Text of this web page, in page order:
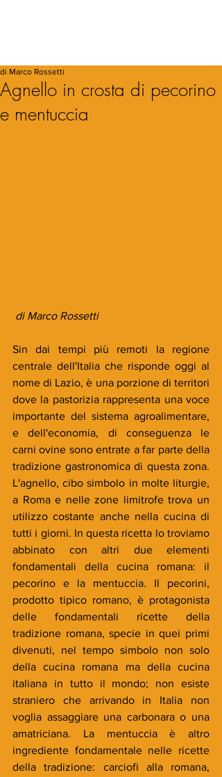
Agnello in crosta di pecorino
e mentuccia
di Marco Rossetti
di Marco Rossetti
Sin dai tempi più remoti la regione
centrale dell'Italia che risponde oggi al
nome di Lazio, è una porzione di territori
dove la pastorizia rappresenta una voce
importante del sistema agroalimentare,
e dell'economia, di conseguenza le
carni ovine sono entrate a far parte della
tradizione gastronomica di questa zona.
L'agnello, cibo simbolo in molte liturgie,
a Roma e nelle zone limitrofe trova un
utilizzo costante anche nella cucina di
tutti i giorni. In questa ricetta lo troviamo
abbinato con altri due elementi
fondamentali della cucina romana: il
pecorino e la mentuccia. Il pecorini,
prodotto tipico romano, è protagonista
delle fondamentali ricette della
tradizione romana, specie in quei primi
divenuti, nel tempo simbolo non solo
della cucina romana ma della cucina
italiana in tutto il mondo; non esiste
straniero che arrivando in Italia non
voglia assaggiare una carbonara o una
amatriciana. La mentuccia è altro
ingrediente fondamentale nelle ricette
della tradizione: carciofi alla romana,